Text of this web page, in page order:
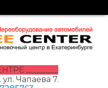
________
Чапаева 7.